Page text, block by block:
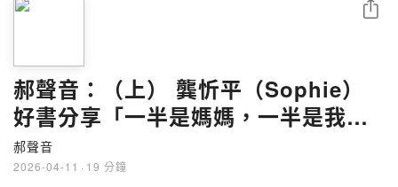
郝聲音：（上） 龔忻平（Sophie）
好書分享「一半是媽媽，一半是我自
己」微品牌陪跑教練龔忻平的五個女
性創業賦能祕笈
郝聲音
2026-04-11 · 19 分鐘
分享